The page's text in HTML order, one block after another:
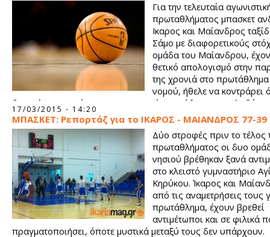
Για την τελευταία
πρωταθλήματος μπασκετ
Ικαρος και Μαίανδρος
Σάμο με διαφορετικούς
ομάδα του Μαίανδρου,
θετικό απολογισμό στην
της χρονιά στο
νομού, ήθελε να κοντράρει
δυνατόν περισσότερο την πρωτοπόρο ομάδα του
Ίκαρος από τη μεριά του, ταξίδεψε στο Πυθαγόρειο θέλοντας
που θα τον κρατούσε στην κορυφή της βαθμολογίας αλλα είχε
μικρή κρυφή ελπίδα για στραβοπάτημα του Καλοβασου για
να προκριθεί εκείνος στην τελική φάση.
17/03/2015 - 14:20
ΜΠΑΣΚΕΤ: Ρεπορτάζ για το ΙΚΑΡΟΣ - ΜΑΙΑΝΔΡΟΣ 77-39
Δύο στροφές πριν το τέλος
πρωταθλήματος οι δυο
νησιού βρέθηκαν ξανά
στο κλειστό γυμναστήριο
Κηρύκου. Ίκαρος και
από τις αναμετρήσεις τους
πρωτάθλημα, έχουν βρεθεί
αντιμέτωποι και σε φιλικά
πραγματοποιήσει, όποτε μυστικά μεταξύ τους δεν υπάρχουν.